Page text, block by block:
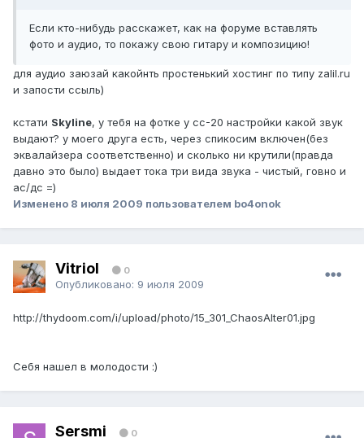
Если кто-нибудь расскажет, как на форуме вставлять
фото и аудио, то покажу свою гитару и композицию!
для аудио заюзай какойнть простенький хостинг по типу zalil.ru
и запости ссыль)
кстати Skyline, у тебя на фотке у сс-20 настройки какой звук
выдают? у моего друга есть, через спикосим включен(без
эквалайзера соответственно) и сколько ни крутили(правда
давно это было) выдает тока три вида звука - чистый, говно и
ас/дс =)
Изменено 8 июля 2009 пользователем bo4onok
Vitriol 0
Опубликовано: 9 июля 2009
http://thydoom.com/i/upload/photo/15_301_ChaosAlter01.jpg
Себя нашел в молодости :)
Sersmi 0